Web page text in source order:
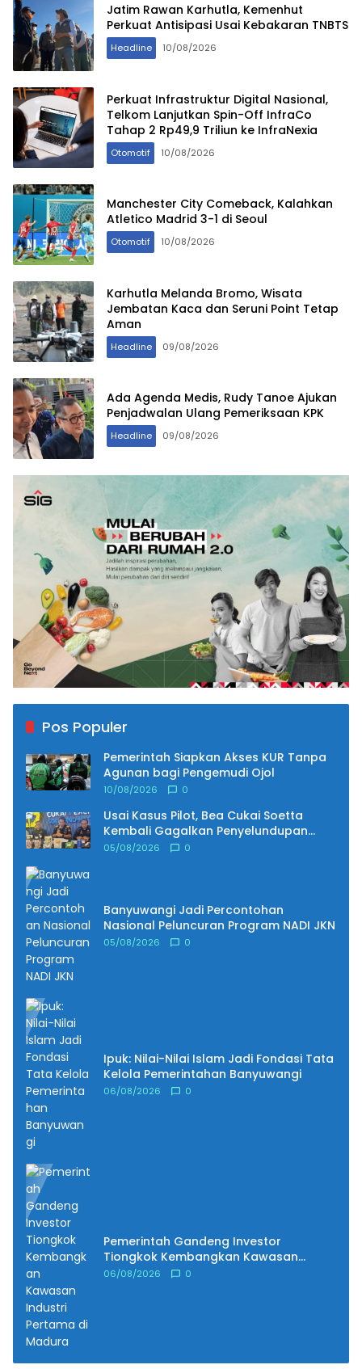
Jatim Rawan Karhutla, Kemenhut
Perkuat Antisipasi Usai Kebakaran TNBTS
Headline 10/08/2026
Perkuat Infrastruktur Digital Nasional,
Telkom Lanjutkan Spin-Off InfraCo
Tahap 2 Rp49,9 Triliun ke InfraNexia
Otomotif 10/08/2026
Manchester City Comeback, Kalahkan
Atletico Madrid 3-1 di Seoul
Otomotif 10/08/2026
Karhutla Melanda Bromo, Wisata
Jembatan Kaca dan Seruni Point Tetap
Aman
Headline 09/08/2026
Ada Agenda Medis, Rudy Tanoe Ajukan
Penjadwalan Ulang Pemeriksaan KPK
Headline 09/08/2026
Pos Populer
Pemerintah Siapkan Akses KUR Tanpa
Agunan bagi Pengemudi Ojol
10/08/2026 0
Usai Kasus Pilot, Bea Cukai Soetta
Kembali Gagalkan Penyelundupan
Narkoba oleh Tiga WN Malaysia
05/08/2026 0
Banyuwangi Jadi Percontohan
Nasional Peluncuran Program NADI JKN
05/08/2026 0
Ipuk: Nilai-Nilai Islam Jadi Fondasi Tata
Kelola Pemerintahan Banyuwangi
06/08/2026 0
Pemerintah Gandeng Investor
Tiongkok Kembangkan Kawasan
Industri Pertama di Madura
06/08/2026 0